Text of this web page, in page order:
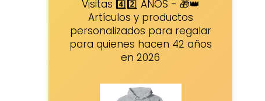
Visitas 4️⃣2️⃣ AÑOS - 🎁👑
Artículos y productos
personalizados para regalar
para quienes hacen 42 años
en 2026